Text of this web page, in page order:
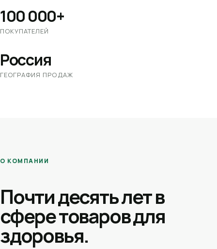
100 000+
ПОКУПАТЕЛЕЙ
Россия
ГЕОГРАФИЯ ПРОДАЖ
О КОМПАНИИ
Почти десять лет в
сфере товаров для
здоровья.